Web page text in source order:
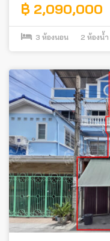
฿ 2,090,000
3 ห้องนอน 2 ห้องน้ำ